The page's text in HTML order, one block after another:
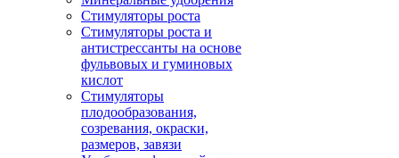
Стимуляторы роста
Стимуляторы роста и
антистрессанты на основе
фульвовых и гуминовых
кислот
Стимуляторы
плодообразования,
созревания, окраски,
размеров, завязи